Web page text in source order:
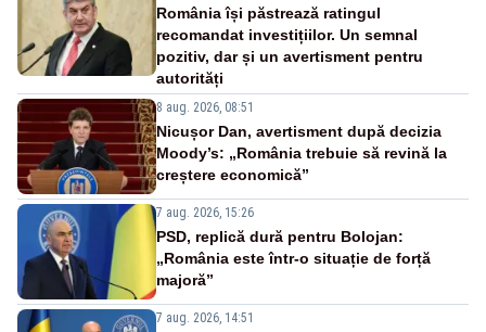
România își păstrează ratingul
recomandat investițiilor. Un semnal
pozitiv, dar și un avertisment pentru
autorități
8 aug. 2026, 08:51
Nicușor Dan, avertisment după decizia
Moody’s: „România trebuie să revină la
creștere economică”
7 aug. 2026, 15:26
PSD, replică dură pentru Bolojan:
„România este într-o situație de forță
majoră”
7 aug. 2026, 14:51